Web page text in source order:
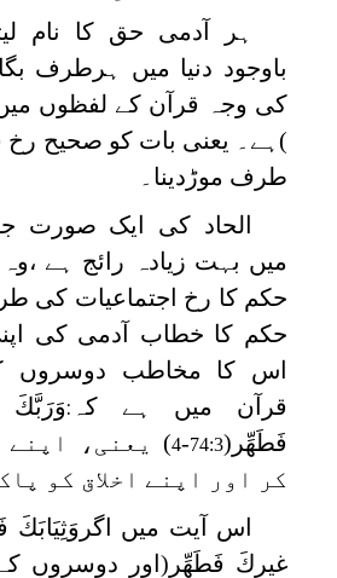
ہر آدمی حق کا نام
باوجود دنیا میں ہرطرف
کی وجہ قرآن کے لفظوں میں
)ہے۔ یعنی بات کو صحیح
طرف موڑدینا۔
الحاد کی ایک صورت
میں بہت زیادہ رائج ہے
حکم کا رخ اجتماعیات کی
حکم کا خطاب آدمی کی
اس کا مخاطب دوسروں کو
قرآن میں ہے کہ :وَرَبَّكَ
فَطَهِّر (
74:3
-
4) یعنی،
کر اور اپنے اخلاق کو پاک
اس آیت میں
غیركَ فَطَهِّر(اور دوسروں